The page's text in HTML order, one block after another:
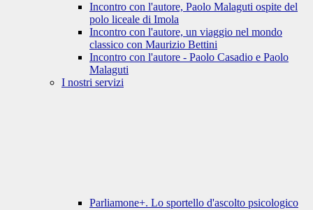
Incontro con l'autore, Paolo Malaguti ospite del
polo liceale di Imola
Incontro con l'autore, un viaggio nel mondo
classico con Maurizio Bettini
Incontro con l'autore - Paolo Casadio e Paolo
Malaguti
I nostri servizi
Parliamone+. Lo sportello d'ascolto psicologico